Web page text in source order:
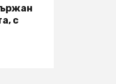
с